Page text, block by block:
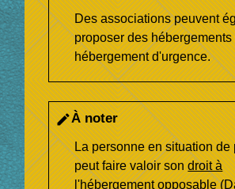
Des associations peuvent
proposer des hébergements
hébergement d'urgence.
editÀ noter
La personne en situation de
peut faire valoir sondroit à
l'hébergement opposable